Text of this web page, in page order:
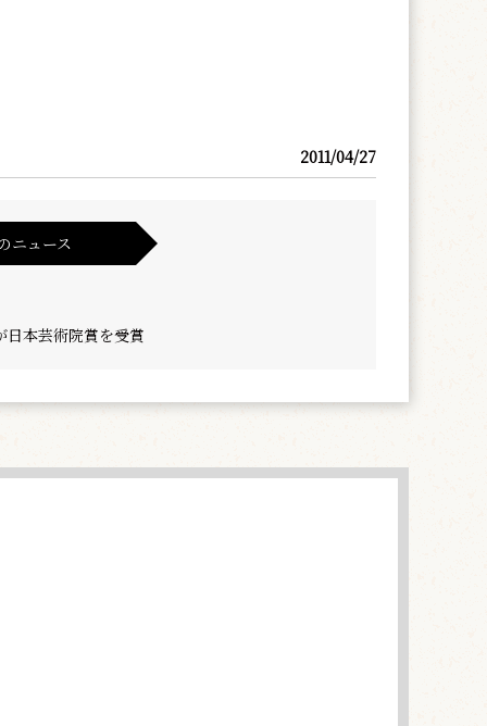
2011/04/27
ニュース
日本芸術院賞を受賞